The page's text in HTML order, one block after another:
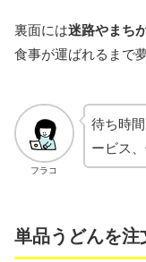
裏面には迷路やまち
食事が運ばれるまで
フラコ
待ち時
ービス
単品うどんを注